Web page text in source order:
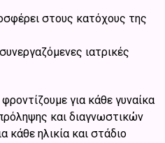
στους κατόχους της
ιατρικές
για κάθε γυναίκα
και διαγνωστικών
κάθε ηλικία και στάδιο